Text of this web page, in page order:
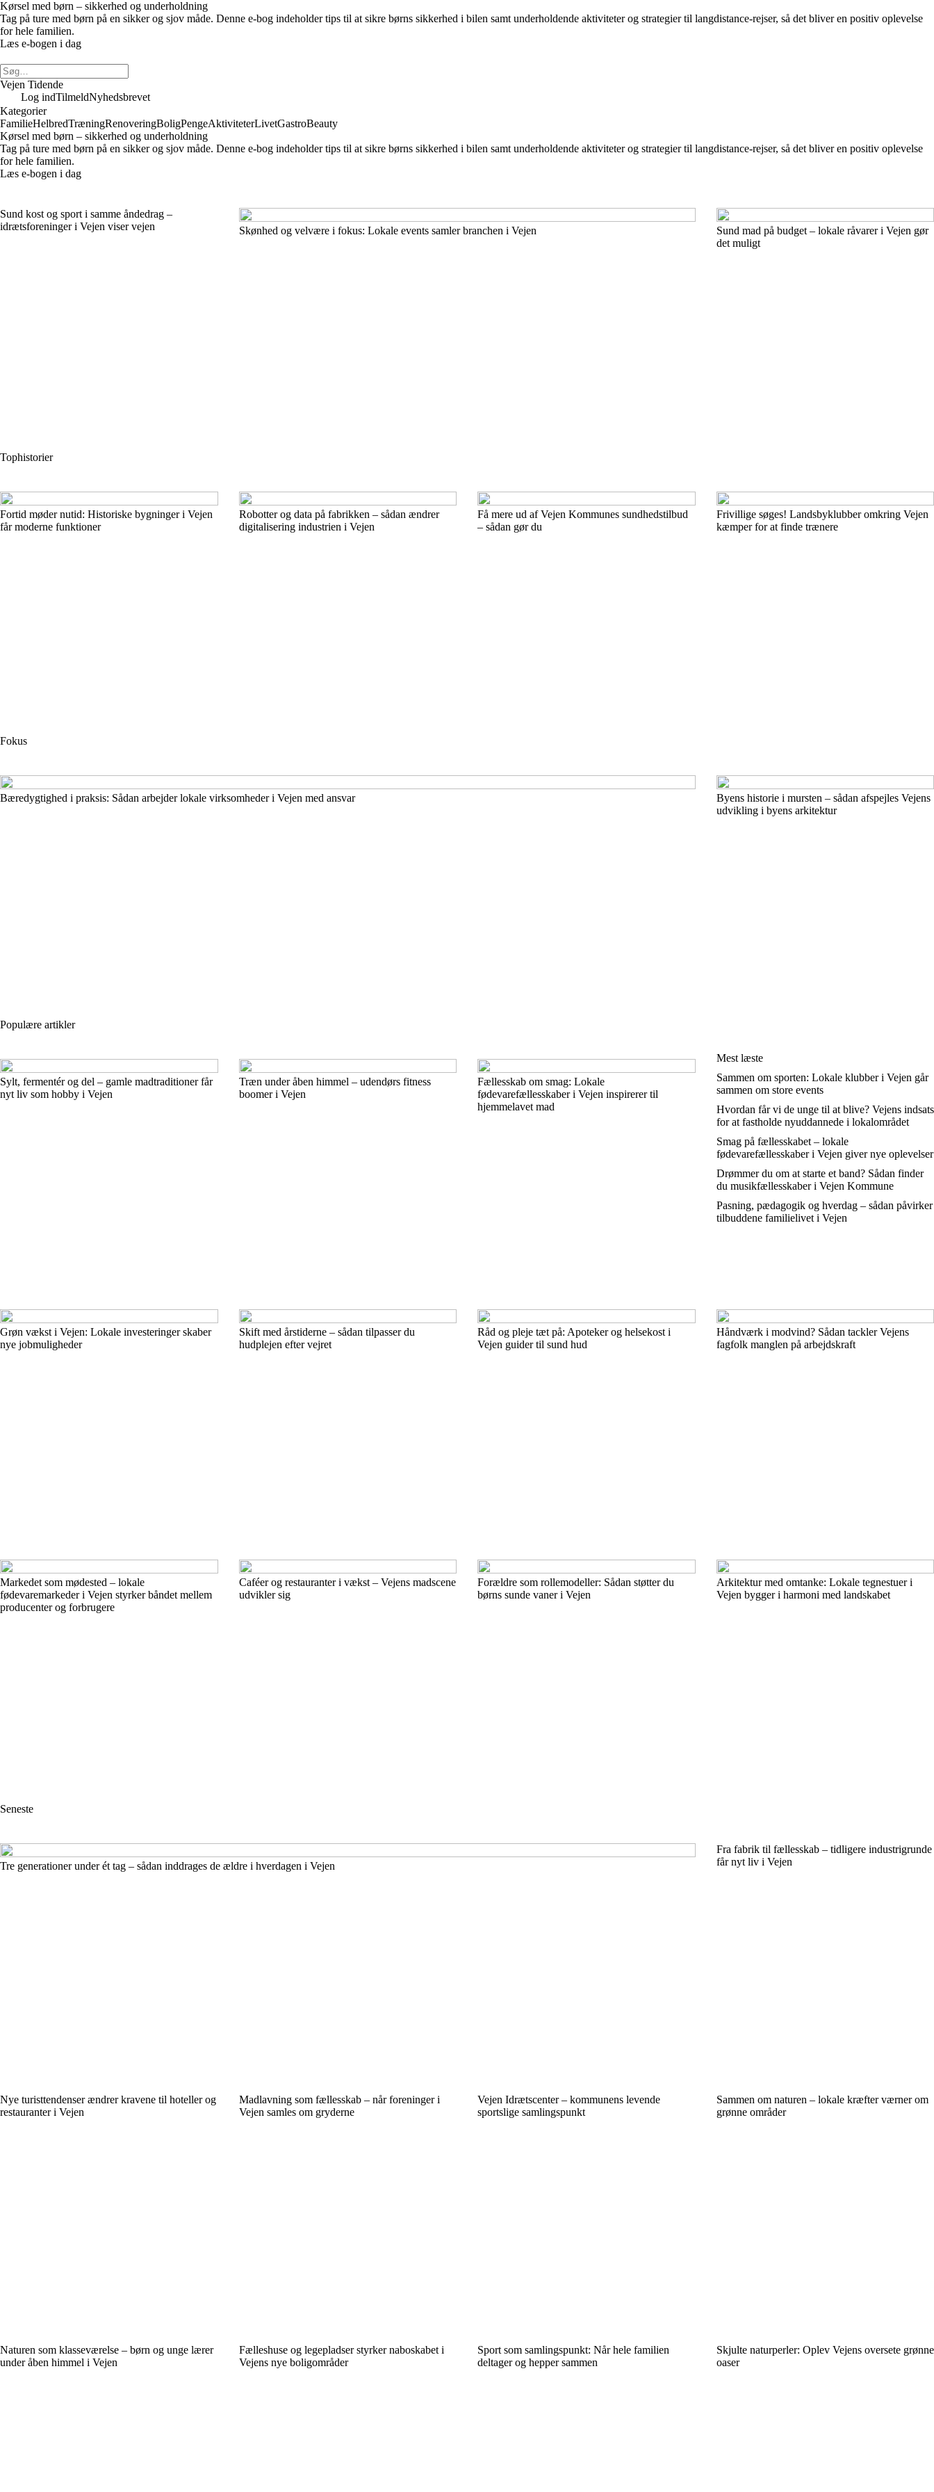
Kørsel med børn – sikkerhed og underholdning
Tag på ture med børn på en sikker og sjov måde. Denne e-bog indeholder tips til at sikre børns sikkerhed i bilen samt underholdende aktiviteter og strategier til langdistance-rejser, så det bliver en positiv oplevelse
for hele familien.
Læs e-bogen i dag
Vejen Tidende
Log indTilmeldNyhedsbrevet
Kategorier
FamilieHelbredTræningRenoveringBoligPengeAktiviteterLivetGastroBeauty
Kørsel med børn – sikkerhed og underholdning
Tag på ture med børn på en sikker og sjov måde. Denne e-bog indeholder tips til at sikre børns sikkerhed i bilen samt underholdende aktiviteter og strategier til langdistance-rejser, så det bliver en positiv oplevelse
for hele familien.
Læs e-bogen i dag
Sund kost og sport i samme åndedrag –
idrætsforeninger i Vejen viser vejen
Skønhed og velvære i fokus: Lokale events samler branchen i Vejen
Sund mad på budget – lokale råvarer i Vejen gør
det muligt
Tophistorier
Fortid møder nutid: Historiske bygninger i Vejen
får moderne funktioner
Robotter og data på fabrikken – sådan ændrer
digitalisering industrien i Vejen
Få mere ud af Vejen Kommunes sundhedstilbud
– sådan gør du
Frivillige søges! Landsbyklubber omkring Vejen
kæmper for at finde trænere
Fokus
Bæredygtighed i praksis: Sådan arbejder lokale virksomheder i Vejen med ansvar
Byens historie i mursten – sådan afspejles Vejens
udvikling i byens arkitektur
Populære artikler
Sylt, fermentér og del – gamle madtraditioner får
nyt liv som hobby i Vejen
Træn under åben himmel – udendørs fitness
boomer i Vejen
Fællesskab om smag: Lokale
fødevarefællesskaber i Vejen inspirerer til
hjemmelavet mad
Mest læste
Sammen om sporten: Lokale klubber i Vejen går
sammen om store events
Hvordan får vi de unge til at blive? Vejens indsats
for at fastholde nyuddannede i lokalområdet
Smag på fællesskabet – lokale
fødevarefællesskaber i Vejen giver nye oplevelser
Drømmer du om at starte et band? Sådan finder
du musikfællesskaber i Vejen Kommune
Pasning, pædagogik og hverdag – sådan påvirker
tilbuddene familielivet i Vejen
Grøn vækst i Vejen: Lokale investeringer skaber
nye jobmuligheder
Skift med årstiderne – sådan tilpasser du
hudplejen efter vejret
Råd og pleje tæt på: Apoteker og helsekost i
Vejen guider til sund hud
Håndværk i modvind? Sådan tackler Vejens
fagfolk manglen på arbejdskraft
Markedet som mødested – lokale
fødevaremarkeder i Vejen styrker båndet mellem
producenter og forbrugere
Caféer og restauranter i vækst – Vejens madscene
udvikler sig
Forældre som rollemodeller: Sådan støtter du
børns sunde vaner i Vejen
Arkitektur med omtanke: Lokale tegnestuer i
Vejen bygger i harmoni med landskabet
Seneste
Tre generationer under ét tag – sådan inddrages de ældre i hverdagen i Vejen
Fra fabrik til fællesskab – tidligere industrigrunde
får nyt liv i Vejen
Nye turisttendenser ændrer kravene til hoteller og
restauranter i Vejen
Madlavning som fællesskab – når foreninger i
Vejen samles om gryderne
Vejen Idrætscenter – kommunens levende
sportslige samlingspunkt
Sammen om naturen – lokale kræfter værner om
grønne områder
Naturen som klasseværelse – børn og unge lærer
under åben himmel i Vejen
Fælleshuse og legepladser styrker naboskabet i
Vejens nye boligområder
Sport som samlingspunkt: Når hele familien
deltager og hepper sammen
Skjulte naturperler: Oplev Vejens oversete grønne
oaser